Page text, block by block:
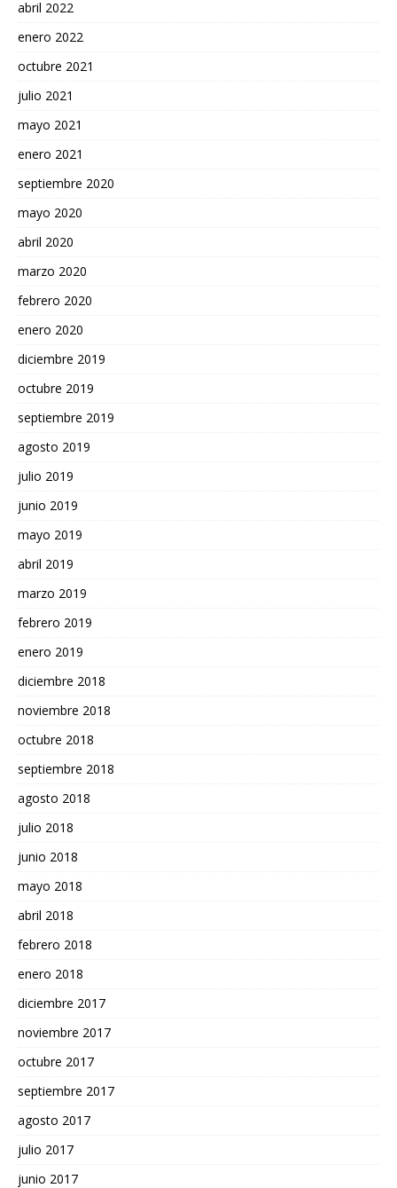
abril 2022
enero 2022
octubre 2021
julio 2021
mayo 2021
enero 2021
septiembre 2020
mayo 2020
abril 2020
marzo 2020
febrero 2020
enero 2020
diciembre 2019
octubre 2019
septiembre 2019
agosto 2019
julio 2019
junio 2019
mayo 2019
abril 2019
marzo 2019
febrero 2019
enero 2019
diciembre 2018
noviembre 2018
octubre 2018
septiembre 2018
agosto 2018
julio 2018
junio 2018
mayo 2018
abril 2018
febrero 2018
enero 2018
diciembre 2017
noviembre 2017
octubre 2017
septiembre 2017
agosto 2017
julio 2017
junio 2017